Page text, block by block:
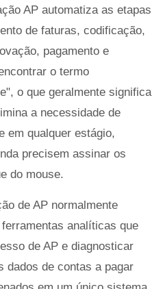
AP automatiza as etapas
de faturas, codificação,
pagamento e
o termo
o que geralmente significa
a necessidade de
em qualquer estágio,
precisem assinar os
do mouse.
de AP normalmente
analíticas que
de AP e diagnosticar
dados de contas a pagar